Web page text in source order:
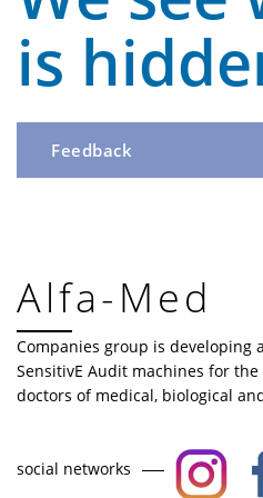
is
Feedback
Alfa-Med
Companies group is developing
SensitivE Audit machines for
doctors of medical, biological
social networks